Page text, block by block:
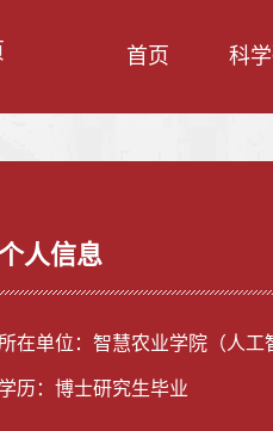
首页 科
人信息
所在单位：智慧农业学院（人工
学历：博士研究生毕业